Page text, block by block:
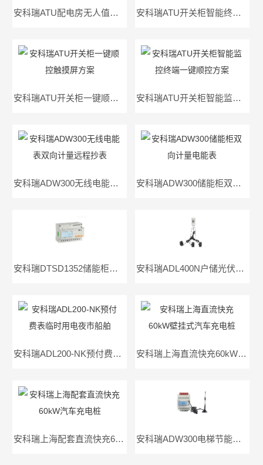
安科瑞ATU配电房无人值守一键顺控装置 安科瑞ATU开关柜智能终端一键顺控触摸屏
安科瑞ATU开关柜一键顺控触摸屏方案 安科瑞ATU开关柜智能监控终端一键顺控方案
安科瑞ADW300无线电能表双向计量远程抄表 安科瑞ADW300储能柜双向计量电能表
安科瑞DTSD1352储能柜双向计量电能表带费率 安科瑞ADL400N户储光伏双向计量电表
安科瑞ADL200-NK预付费表临时用电夜市船舶 安科瑞上海直流快充60kW壁挂式汽车充电桩
安科瑞上海配套直流快充60kW汽车充电桩 安科瑞ADW300电梯节能改造电表远程抄表